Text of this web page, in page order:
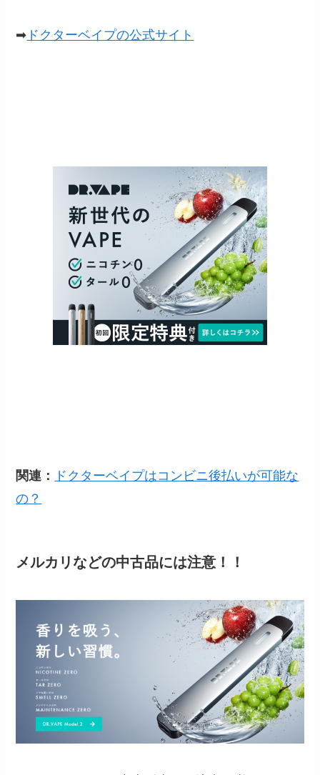
➡ ドクターベイプの公式サイト
関連：
ドクターベイプはコンビニ後払いが可能な
の？
メルカリなどの中古品には注意！！